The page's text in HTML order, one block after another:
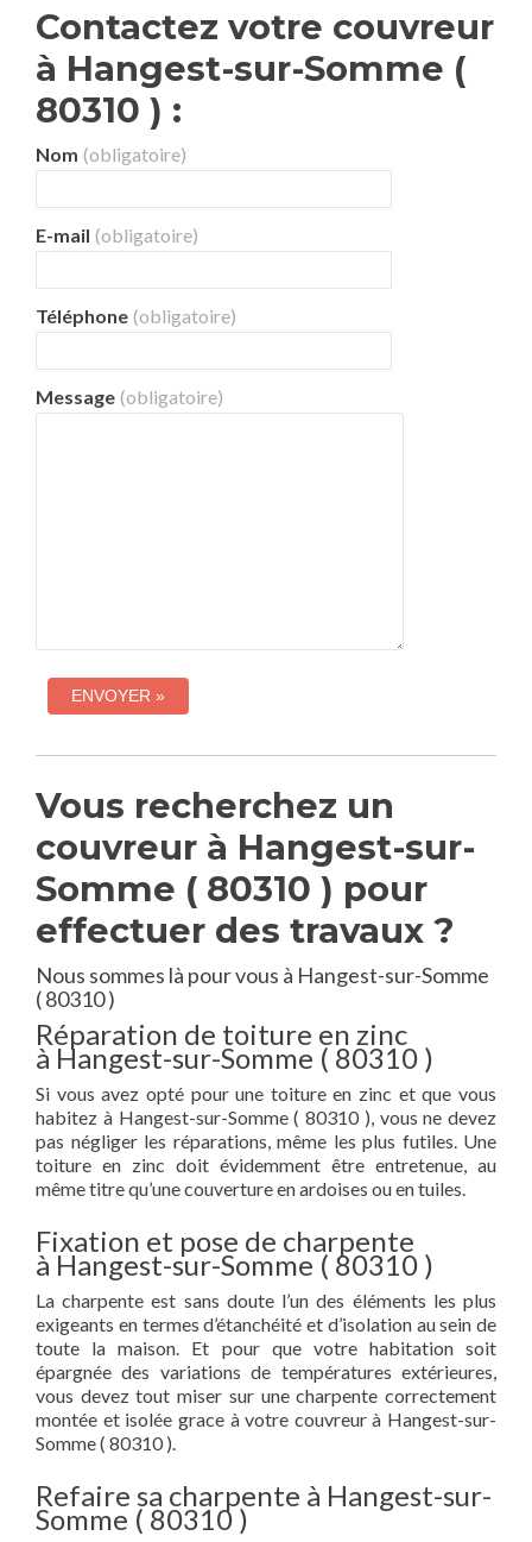
Contactez votre couvreur
à Hangest-sur-Somme (
80310 ) :
Nom (obligatoire)
E-mail (obligatoire)
Téléphone (obligatoire)
Message (obligatoire)
Vous recherchez un
couvreur à Hangest-sur-
Somme ( 80310 ) pour
effectuer des travaux ?
Nous sommes là pour vous à Hangest-sur-Somme
( 80310 )
Réparation de toiture en zinc
à Hangest-sur-Somme ( 80310 )
Si vous avez opté pour une toiture en zinc et que vous
habitez à Hangest-sur-Somme ( 80310 ), vous ne devez
pas négliger les réparations, même les plus futiles. Une
toiture en zinc doit évidemment être entretenue, au
même titre qu’une couverture en ardoises ou en tuiles.
Fixation et pose de charpente
à Hangest-sur-Somme ( 80310 )
La charpente est sans doute l’un des éléments les plus
exigeants en termes d’étanchéité et d’isolation au sein de
toute la maison. Et pour que votre habitation soit
épargnée des variations de températures extérieures,
vous devez tout miser sur une charpente correctement
montée et isolée grace à votre couvreur à Hangest-sur-
Somme ( 80310 ).
Refaire sa charpente à Hangest-sur-
Somme ( 80310 )